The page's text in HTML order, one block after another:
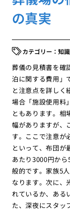
の真実
知識
葬儀の見積書を確
泊に関する費用」
と注意点を詳しく
場合「施設使用料
ともあります。相
幅がありますが、
す。ここで注意が
といって、布団が
あたり3000円か
般的です。家族5
なります。次に、
れているか、ある
た、深夜にスタッ